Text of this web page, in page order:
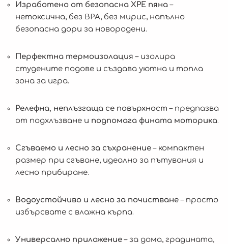
Изработено от безопасна XPE пяна–
нетоксична, без BPA, без мирис, напълно
безопасна дори за новородени.
Перфектна термоизолация – изолира
студените подове и създава уютна и топла
зона за игра.
Релефна, неплъзгаща се повърхност – предпазва
от подхлъзване и подпомага фината моторика.
Сгъваемо и лесно за съхранение– компактен
размер при сгъване, идеално за пътувания и
лесно прибиране.
Водоустойчиво и лесно за почистване– просто
избърсвате с влажна кърпа.
Универсално приложение– за дома, градината,